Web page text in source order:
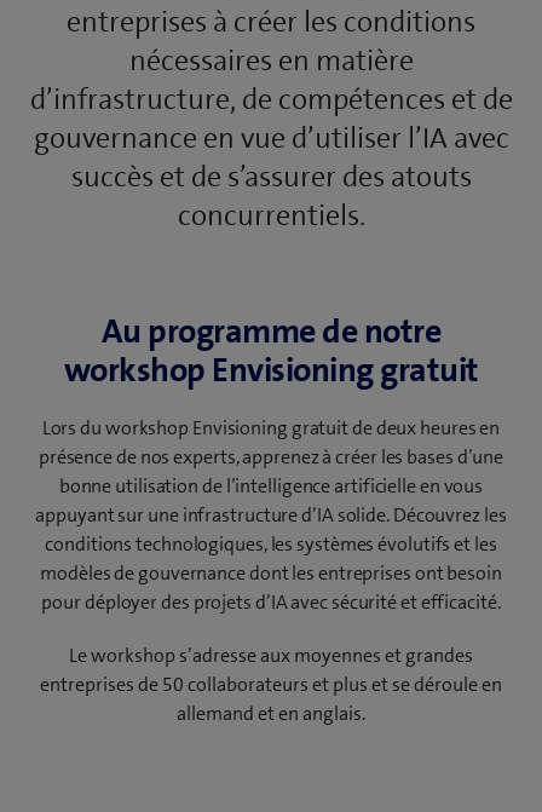
entreprises à créer les conditions
nécessaires en matière
d’infrastructure, de compétences et de
gouvernance en vue d’utiliser l’IA avec
succès et de s’assurer des atouts
concurrentiels.
Au programme de notre
workshop Envisioning gratuit
Lors du workshop Envisioning gratuit de deux heures en
présence de nos experts, apprenez à créer les bases d’une
bonne utilisation de l’intelligence artificielle en vous
appuyant sur une infrastructure d’IA solide. Découvrez les
conditions technologiques, les systèmes évolutifs et les
modèles de gouvernance dont les entreprises ont besoin
pour déployer des projets d’IA avec sécurité et efficacité.
Le workshop s’adresse aux moyennes et grandes
entreprises de 50 collaborateurs et plus et se déroule en
allemand et en anglais.